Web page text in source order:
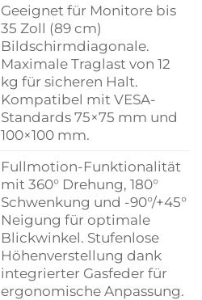
Geeignet für Monitore bis
35 Zoll (89 cm)
Bildschirmdiagonale.
Maximale Traglast von 12
kg für sicheren Halt.
Kompatibel mit VESA-
Standards 75×75 mm und
100×100 mm.
Fullmotion-Funktionalität
mit 360° Drehung, 180°
Schwenkung und -90°/+45°
Neigung für optimale
Blickwinkel. Stufenlose
Höhenverstellung dank
integrierter Gasfeder für
ergonomische Anpassung.